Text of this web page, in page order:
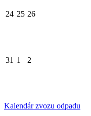
24 25 26
31 1 2
Kalendár zvozu odpadu